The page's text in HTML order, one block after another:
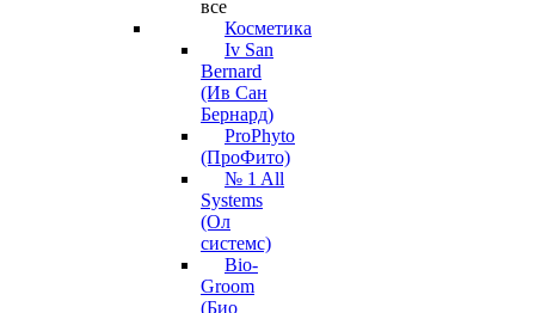
все
Косметика
Iv San
Bernard
(Ив Сан
Бернард)
ProPhyto
(ПроФито)
№ 1 All
Systems
(Ол
системс)
Bio-
Groom
(Био